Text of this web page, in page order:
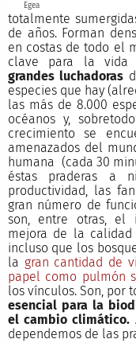
Egea
totalmente
de años. Forman
en costas de todo el
clave para la vida
grandes luchadoras
especies que hay
las más de 8.000
océanos y,
crecimiento se
amenazados del
humana (cada 30
éstas praderas a
productividad, las
gran número de
son, entre otras, el
mejora de la
incluso que los
la gran cantidad de
papel como pulmón
los vínculos. Son, por
esencial para la
el cambio climático.
dependemos de las